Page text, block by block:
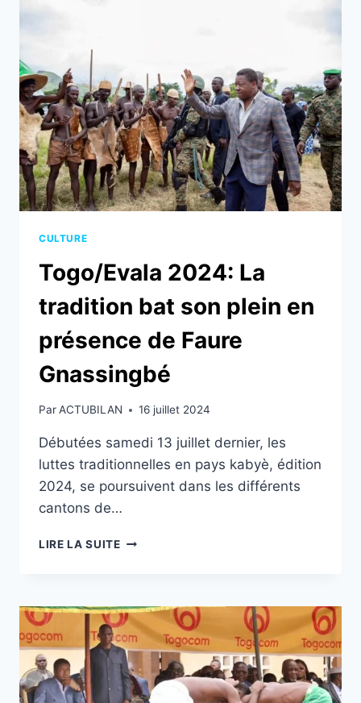
:
KAVSOKL
BATOKA
A
ENCORE
FAIT
SENSATION
CULTURE
Togo/Evala 2024: La
tradition bat son plein en
présence de Faure
Gnassingbé
ParACTUBILAN 16 juillet 2024
Débutées samedi 13 juillet dernier, les
luttes traditionnelles en pays kabyè, édition
2024, se poursuivent dans les différents
cantons de…
LIRE LA SUITETOGO/EVALA
BAT
SON
PLEIN
EN
PRÉSENCE
DE